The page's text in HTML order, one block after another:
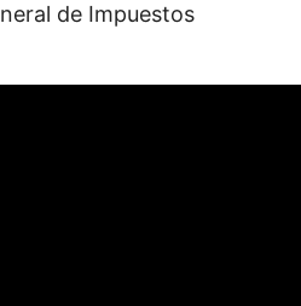
de Impuestos